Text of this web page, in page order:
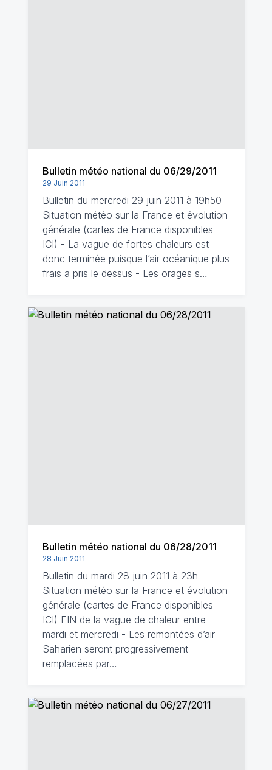
Bulletin météo national du 06/29/2011
29 Juin 2011
Bulletin du mercredi 29 juin 2011 à 19h50
Situation météo sur la France et évolution
générale (cartes de France disponibles
ICI) - La vague de fortes chaleurs est
donc terminée puisque l’air océanique plus
frais a pris le dessus - Les orages s…
Bulletin météo national du 06/28/2011
28 Juin 2011
Bulletin du mardi 28 juin 2011 à 23h
Situation météo sur la France et évolution
générale (cartes de France disponibles
ICI) FIN de la vague de chaleur entre
mardi et mercredi - Les remontées d’air
Saharien seront progressivement
remplacées par…